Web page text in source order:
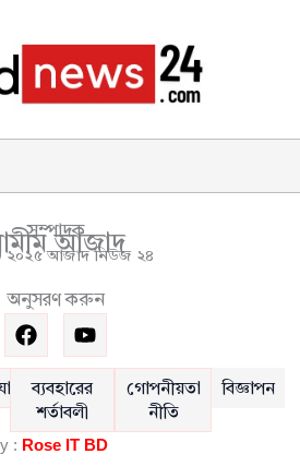
সম্পাদকআজাদ
২০২৫ আজাদ নিউজ ২৪
অনুসরণ করুন
F
a
c
e
b
o
o
Y
o
u
t
u
b
e
ব্যবহারের
শর্তাবলী
গোপনীয়তা
নীতি
বিজ্ঞাপন
: Rose IT BD